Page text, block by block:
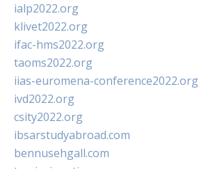
ialp2022.org
klivet2022.org
ifac-hms2022.org
taoms2022.org
iias-euromena-conference2022.org
ivd2022.org
csity2022.org
ibsarstudyabroad.com
bennusehgall.com